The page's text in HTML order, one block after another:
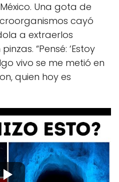
Una gota de
cayó
a extraerlos
“Pensé: ‘Estoy
vivo se me metió en
quien hoy es